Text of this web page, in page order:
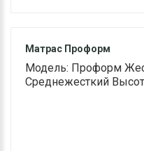
Матрас Проформ
Модель: Проформ
Среднежесткий